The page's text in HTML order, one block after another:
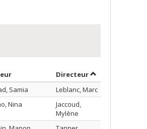
Trier par auteur en ordre croissant
Directeurpar
Samia
Leblanc, Marc
Nina
Jaccoud,
Mylène